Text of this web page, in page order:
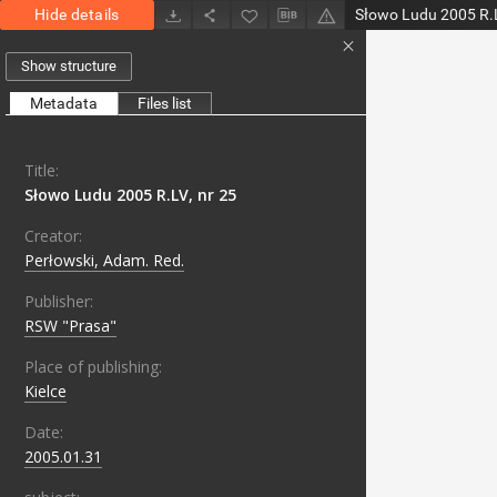
Hide details Słowo Ludu 2005
Show structure
Metadata Files list
Title:
Słowo Ludu 2005 R.LV, nr 25
Creator:
Perłowski, Adam. Red.
Publisher:
RSW "Prasa"
Place of publishing:
Kielce
Date:
2005.01.31